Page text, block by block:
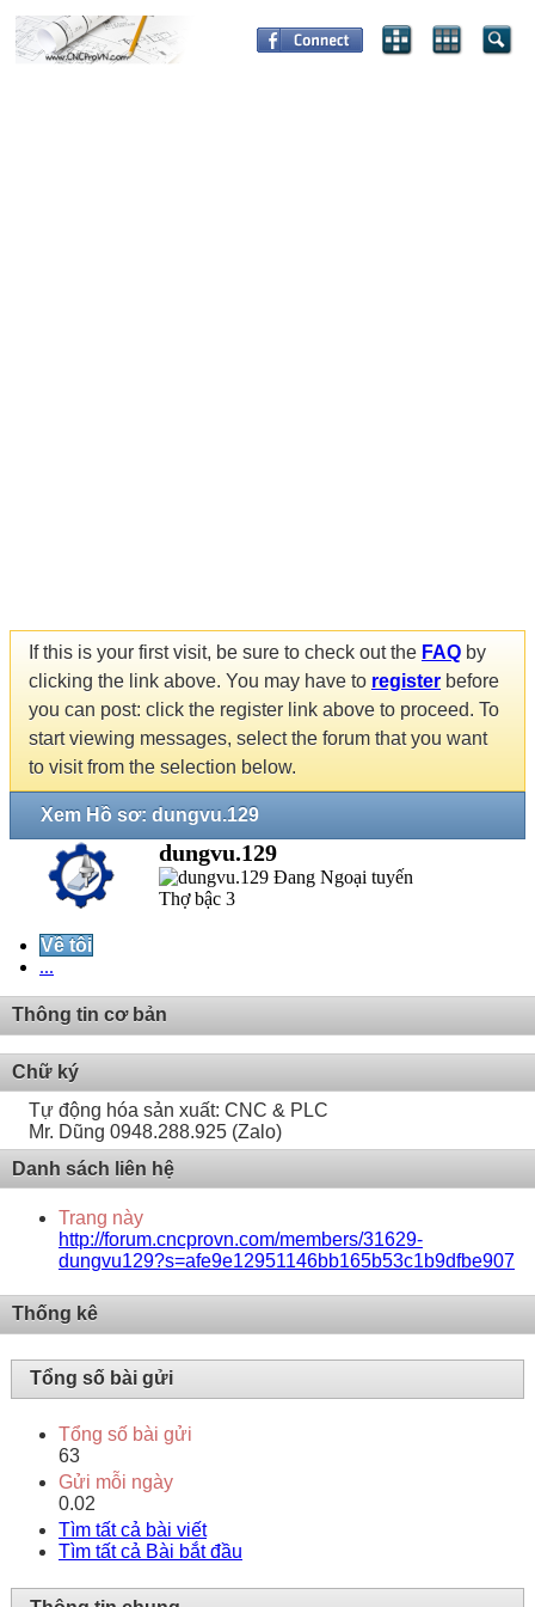
If this is your first visit, be sure to check out the FAQ by
clicking the link above. You may have to register before
you can post: click the register link above to proceed. To
start viewing messages, select the forum that you want
to visit from the selection below.
Xem Hồ sơ: dungvu.129
dungvu.129
Thợ bậc 3
Về tôi
...
Thông tin cơ bản
Chữ ký
Tự động hóa sản xuất: CNC & PLC
Mr. Dũng 0948.288.925 (Zalo)
Danh sách liên hệ
Trang này
http://forum.cncprovn.com/members/31629-
dungvu129?s=afe9e12951146bb165b53c1b9dfbe907
Thống kê
Tổng số bài gửi
Tổng số bài gửi
63
Gửi mỗi ngày
0.02
Tìm tất cả bài viết
Tìm tất cả Bài bắt đầu